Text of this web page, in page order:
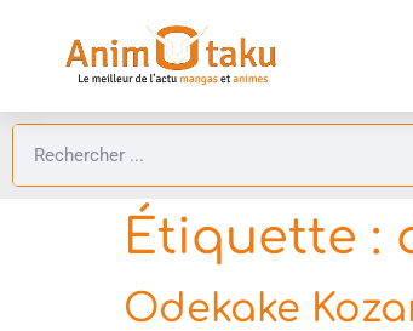
Étiquette :
Odekake